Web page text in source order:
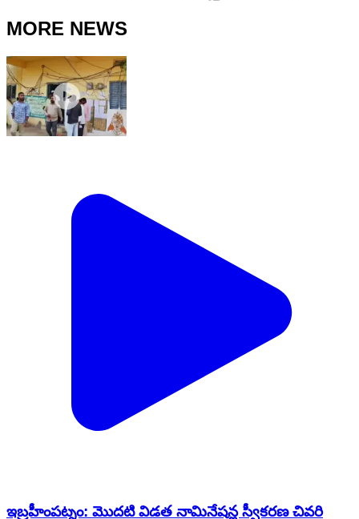
MORE NEWS
ఇబ్రహీంపట్నం: మొదటి విడత నామినేషన్ల స్వీకరణ చివరి